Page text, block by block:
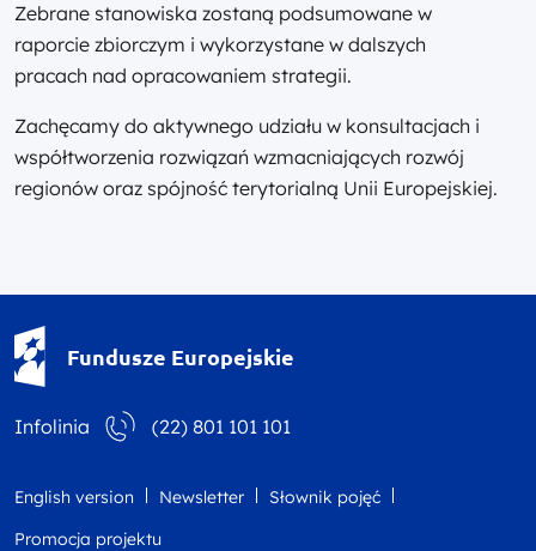
Zebrane stanowiska zostaną podsumowane w
raporcie zbiorczym i wykorzystane w dalszych
pracach nad opracowaniem strategii.
Zachęcamy do aktywnego udziału w konsultacjach i
współtworzenia rozwiązań wzmacniających rozwój
regionów oraz spójność terytorialną Unii Europejskiej.
Fundusze Europejskie
Infolinia (22) 801 101 101
English version Newsletter
Słownik pojęć
Promocja projektu